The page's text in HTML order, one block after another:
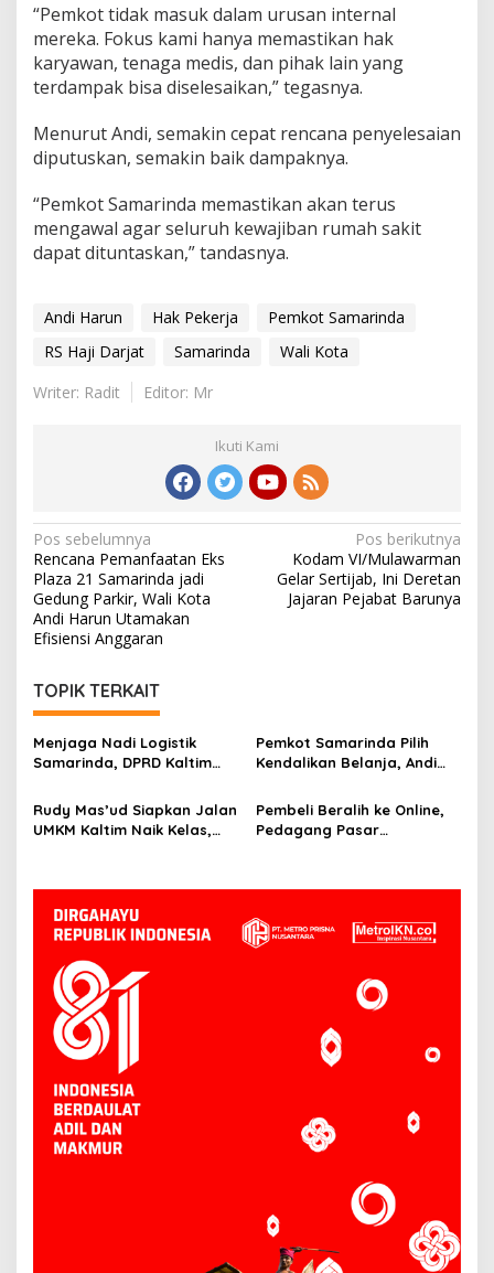
“Pemkot tidak masuk dalam urusan internal
mereka. Fokus kami hanya memastikan hak
karyawan, tenaga medis, dan pihak lain yang
terdampak bisa diselesaikan,” tegasnya.
Menurut Andi, semakin cepat rencana penyelesaian
diputuskan, semakin baik dampaknya.
“Pemkot Samarinda memastikan akan terus
mengawal agar seluruh kewajiban rumah sakit
dapat dituntaskan,” tandasnya.
Andi Harun Hak Pekerja
Pemkot Samarinda
RS Haji Darjat
Samarinda
Wali Kota
Writer: Radit
Editor: Mr
Ikuti Kami
Navigasi
pos
Pos sebelumnya
Rencana Pemanfaatan Eks
Plaza 21 Samarinda jadi
Gedung Parkir, Wali Kota
Andi Harun Utamakan
Efisiensi Anggaran
Pos berikutnya
Kodam VI/Mulawarman
Gelar Sertijab, Ini Deretan
Jajaran Pejabat Barunya
TOPIK TERKAIT
Menjaga Nadi Logistik
Samarinda, DPRD Kaltim
Mahulu
Pemkot Samarinda Pilih
Kendalikan Belanja, Andi
Penting daripada Berutang
Rudy Mas’ud Siapkan Jalan
UMKM Kaltim Naik Kelas,
Pembeli Beralih ke Online,
Pedagang Pasar